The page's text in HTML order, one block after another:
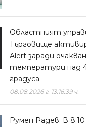
Областният
Търговище
Alert заради
температури над
градуса
08.08.2026 г. 13:16:39 ч.
Румен Радев: В 8:10